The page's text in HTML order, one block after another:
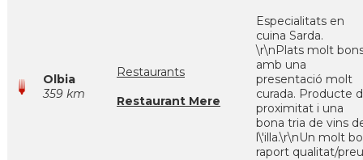
Olbia
359 km
Restaurants
Restaurant Mere
Especialitats en
cuina Sarda.
\r\nPlats molt
amb una
presentació molt
curada. Producte
proximitat i una
bona tria de vins
l\'illa.\r\nUn molt
raport qualitat/preu